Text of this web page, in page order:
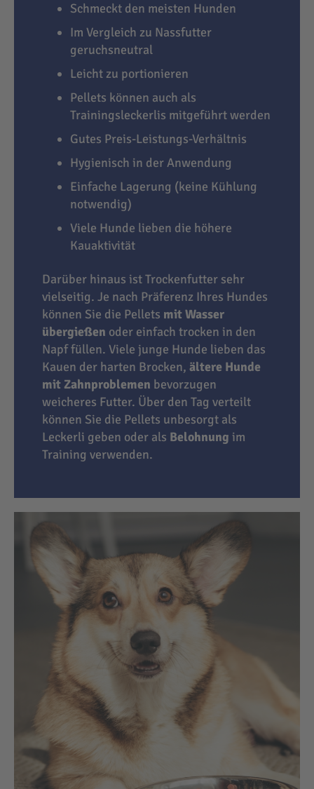
Schmeckt den meisten Hunden
Im Vergleich zu Nassfutter
geruchsneutral
Leicht zu portionieren
Pellets können auch als
Trainingsleckerlis mitgeführt werden
Gutes Preis-Leistungs-Verhältnis
Hygienisch in der Anwendung
Einfache Lagerung (keine Kühlung
notwendig)
Viele Hunde lieben die höhere
Kauaktivität
Darüber hinaus ist Trockenfutter sehr
vielseitig. Je nach Präferenz Ihres Hundes
können Sie die Pellets mit Wasser
übergießen oder einfach trocken in den
Napf füllen. Viele junge Hunde lieben das
Kauen der harten Brocken, ältere Hunde
mit Zahnproblemen bevorzugen
weicheres Futter. Über den Tag verteilt
können Sie die Pellets unbesorgt als
Leckerli geben oder als Belohnung im
Training verwenden.